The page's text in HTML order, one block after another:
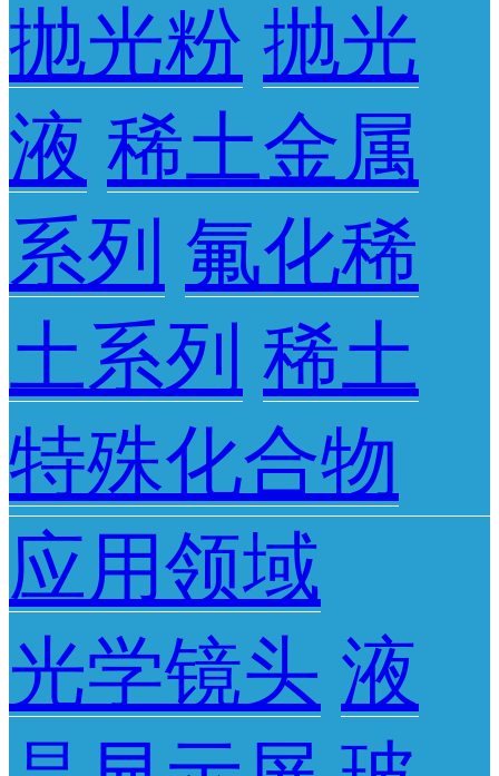
抛光粉 抛光
液 稀土金属
系列 氟化稀
土系列 稀土
特殊化合物
应用领域
光学镜头 液